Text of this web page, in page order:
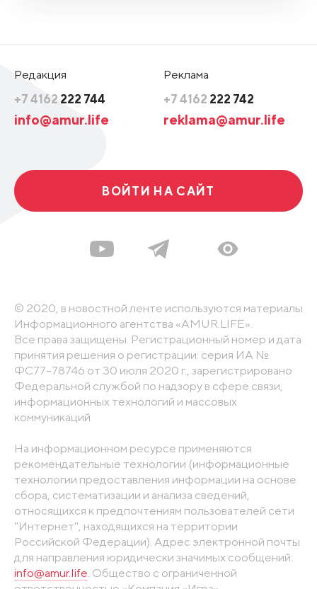
Редакция
+7 4162 222 744
info@amur.life
Реклама
+7 4162 222 742
reklama@amur.life
ВОЙТИ НА САЙТ
© 2020, в новостной ленте используются материалы
Информационного агентства «AMUR.LIFE».
Все права защищены. Регистрационный номер и дата
принятия решения о регистрации: серия ИА №
ФС77-78746 от 30 июля 2020 г., зарегистрировано
Федеральной службой по надзору в сфере связи,
информационных технологий и массовых
коммуникаций
На информационном ресурсе применяются
рекомендательные технологии (информационные
технологии предоставления информации на основе
сбора, систематизации и анализа сведений,
относящихся к предпочтениям пользователей сети
"Интернет", находящихся на территории
Российской Федерации). Адрес электронной почты
для направления юридически значимых сообщений:
info@amur.life . Общество с ограниченной